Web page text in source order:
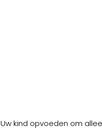
Uw kind opvoeden om